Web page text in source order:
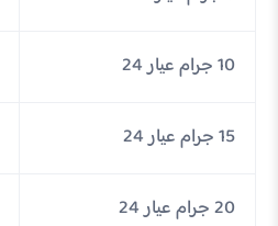
10 جرام عيار 24
15 جرام عيار 24
20 جرام عيار 24